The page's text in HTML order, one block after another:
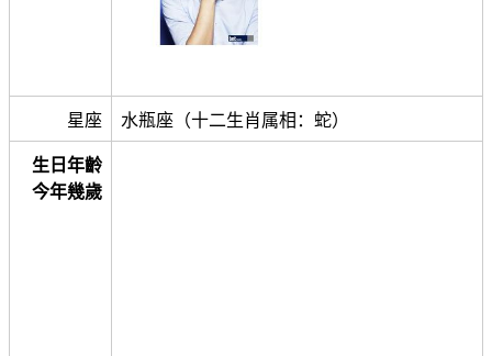
星座 水瓶座（十二生肖属相：蛇）
生日年齡
今年幾歲